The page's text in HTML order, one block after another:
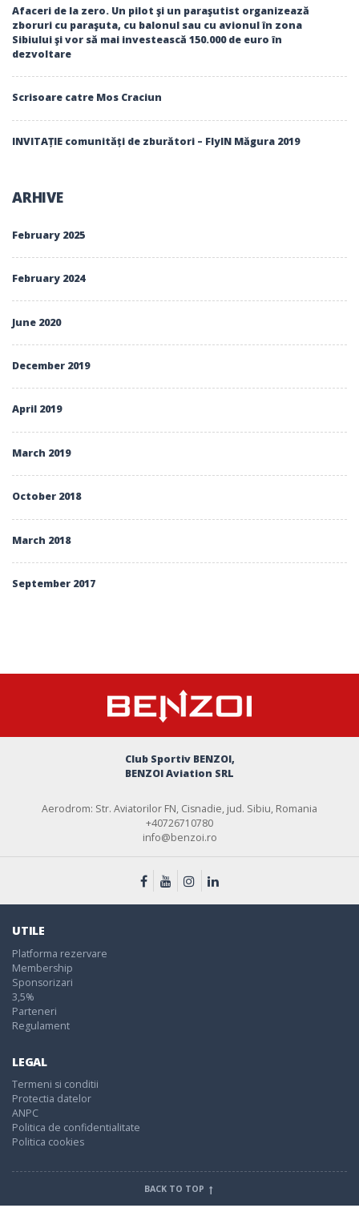
Afaceri de la zero. Un pilot şi un paraşutist organizează
zboruri cu paraşuta, cu balonul sau cu avionul în zona
Sibiului şi vor să mai investească 150.000 de euro în
dezvoltare
Scrisoare catre Mos Craciun
INVITAȚIE comunități de zburători – FlyIN Măgura 2019
ARHIVE
February 2025
February 2024
June 2020
December 2019
April 2019
March 2019
October 2018
March 2018
September 2017
Club Sportiv BENZOI,
BENZOI Aviation SRL
Aerodrom: Str. Aviatorilor FN, Cisnadie, jud. Sibiu, Romania
+40726710780
info@benzoi.ro
UTILE
Platforma rezervare
Membership
Sponsorizari
3,5%
Parteneri
Regulament
LEGAL
Termeni si conditii
Protectia datelor
ANPC
Politica de confidentialitate
Politica cookies
BACK TO TOP